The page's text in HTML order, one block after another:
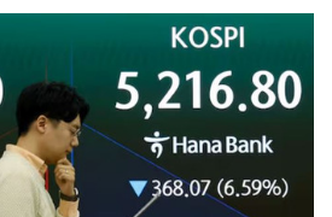
trì ở mức cao tại Mỹ.